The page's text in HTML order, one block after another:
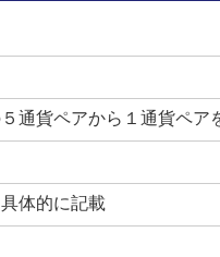
通貨ペアから１通貨ペア
体的に記載